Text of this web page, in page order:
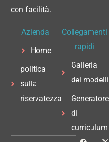
con facilità.
Azienda
Home
politica
sulla
riservatezza
Collegamenti
rapidi
Galleria
dei modelli
Generatore
di
curriculum
F
X